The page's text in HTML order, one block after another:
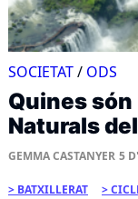
SOCIETAT/ ODS
Quines
Naturals
GEMMA CASTANYER 5
BATXILLERAT